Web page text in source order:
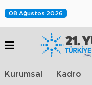
08 Ağustos 2026
Kurumsal Kadro